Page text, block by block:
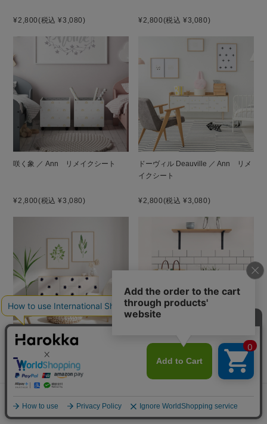
¥2,800(税込 ¥3,080) ¥2,800(税込 ¥3,080)
咲く象 ／ Ann リメイクシート
¥2,800(税込 ¥3,080)
ドーヴィル Deauville ／ Ann リメ
イクシート
¥2,800(税込 ¥3,080)
開花 ／ Ann リメイクシート 季節 ／ Ann リメイクシート
¥2,800(税込 ¥3,080)